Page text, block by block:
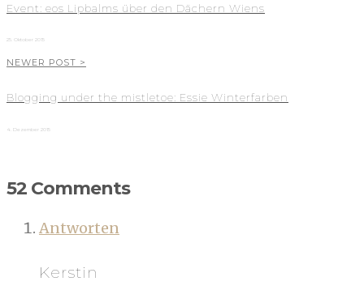
Event: eos Lipbalms über den Dächern Wiens
25. Oktober 2015
NEWER POST >
Blogging under the mistletoe: Essie Winterfarben
4. Dezember 2015
52 Comments
Antworten
Kerstin